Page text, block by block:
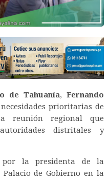
de Tahuanía,Fernando
prioritarias de
reunión regional que
distritales y
por la presidenta de la
Palacio de Gobierno en la